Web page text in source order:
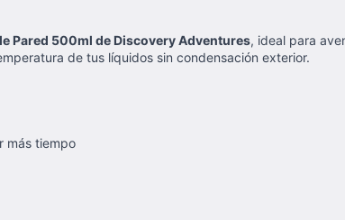
Pared 500ml de Discovery Adventures, ideal para
de tus líquidos sin condensación exterior.
más tiempo